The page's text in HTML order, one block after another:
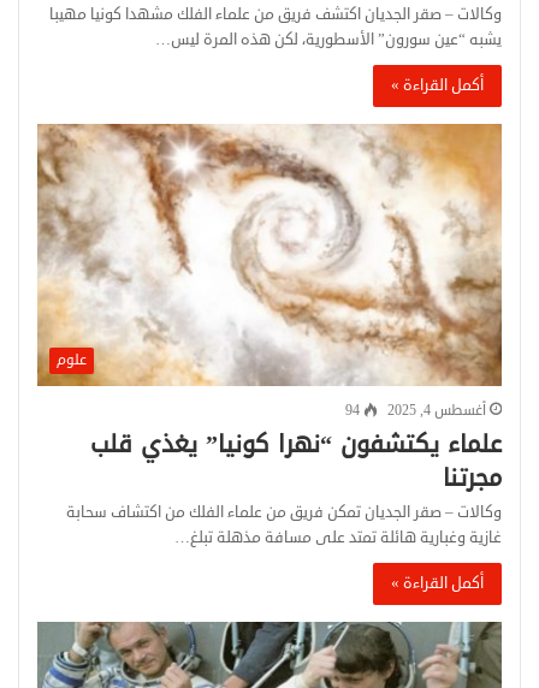
وكالات – صقر الجديان اكتشف فريق من علماء الفلك مشهدا كونيا مهيبا
يشبه “عين سورون” الأسطورية، لكن هذه المرة ليس…
أكمل القراءة »
علوم
أغسطس 4, 2025 94
علماء يكتشفون “نهرا كونيا” يغذي قلب
مجرتنا
وكالات – صقر الجديان تمكن فريق من علماء الفلك من اكتشاف سحابة
غازية وغبارية هائلة تمتد على مسافة مذهلة تبلغ…
أكمل القراءة »